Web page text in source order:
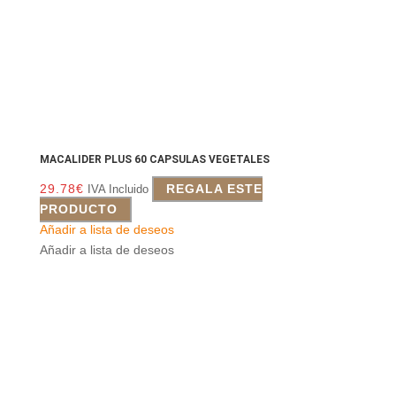
MACALIDER PLUS 60 CAPSULAS VEGETALES
29.78€ IVA Incluido
REGALA ESTE
PRODUCTO
Añadir a lista de deseos
Añadir a lista de deseos